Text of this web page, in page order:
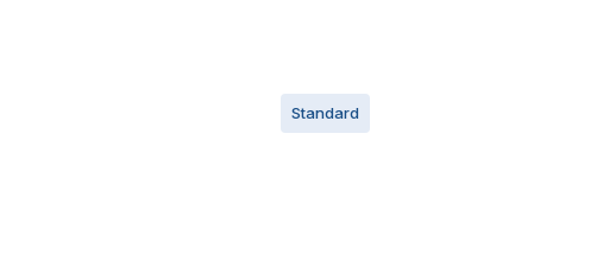
Standard